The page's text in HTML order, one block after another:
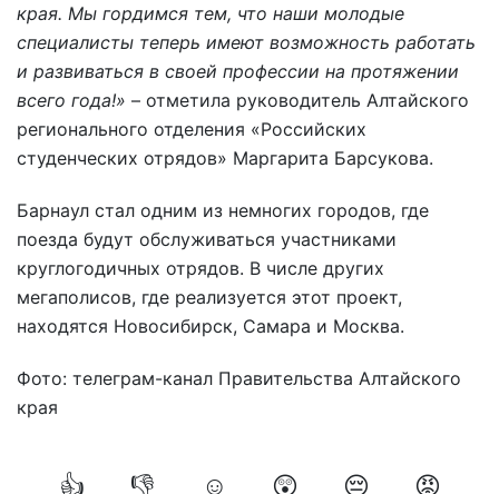
края. Мы гордимся тем, что наши молодые
специалисты теперь имеют возможность работать
и развиваться в своей профессии на протяжении
всего года!» – отметила руководитель Алтайского
регионального отделения «Российских
студенческих отрядов» Маргарита Барсукова.
Барнаул стал одним из немногих городов, где
поезда будут обслуживаться участниками
круглогодичных отрядов. В числе других
мегаполисов, где реализуется этот проект,
находятся Новосибирск, Самара и Москва.
Фото: телеграм-канал Правительства Алтайского
края
👍 👎 ☺️ 😲 😔 😡